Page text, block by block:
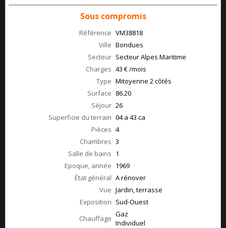
Sous compromis
Référence VM38818
Ville Bondues
Secteur Secteur Alpes Maritime
Charges 43 € /mois
Type Mitoyenne 2 côtés
Surface 86.20
Séjour 26
Superficie du terrain 04 a 43 ca
Pièces 4
Chambres 3
Salle de bains 1
Epoque, année 1969
État général A rénover
Vue Jardin, terrasse
Exposition Sud-Ouest
Chauffage Gaz
Individuel